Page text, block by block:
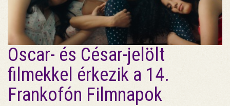
Oscar- és César-jelölt
filmekkel érkezik a 14.
Frankofón Filmnapok